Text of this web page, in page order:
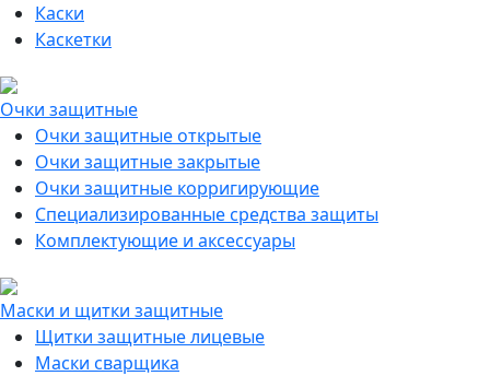
Каски
Каскетки
Очки защитные
Очки защитные открытые
Очки защитные закрытые
Очки защитные корригирующие
Специализированные средства защиты
Комплектующие и аксессуары
Маски и щитки защитные
Щитки защитные лицевые
Маски сварщика